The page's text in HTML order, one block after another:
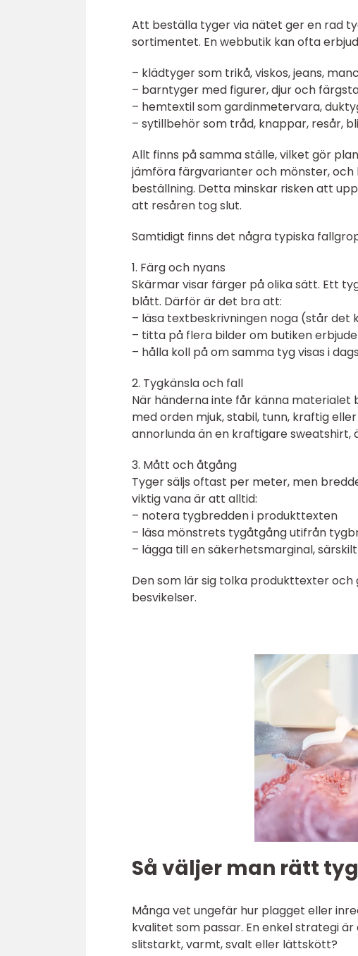
Att beställa tyger via nätet ger en rad
sortimentet. En webbutik kan ofta
– klädtyger som trikå, viskos, jeans,
– barntyger med figurer, djur och
– hemtextil som gardinmetervara,
– sytillbehör som tråd, knappar, resår,
Allt finns på samma ställe, vilket gör
jämföra färgvarianter och mönster,
beställning. Detta minskar risken att
att resåren tog slut.
Samtidigt finns det några typiska
1. Färg och nyans
Skärmar visar färger på olika sätt. Ett
blått. Därför är det bra att:
– läsa textbeskrivningen noga (står det
– titta på flera bilder om butiken
– hålla koll på om samma tyg visas i
2. Tygkänsla och fall
När händerna inte får känna materialet
med orden mjuk, stabil, tunn, kraftig
annorlunda än en kraftigare sweatshirt,
3. Mått och åtgång
Tyger säljs oftast per meter, men
viktig vana är att alltid:
– notera tygbredden i produkttexten
– läsa mönstrets tygåtgång utifrån
– lägga till en säkerhetsmarginal,
Den som lär sig tolka produkttexter
besvikelser.
Så väljer man rätt
Många vet ungefär hur plagget eller
kvalitet som passar. En enkel strategi
slitstarkt, varmt, svalt eller lättskött?